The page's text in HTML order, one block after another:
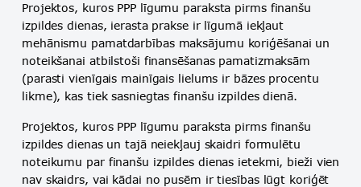
Projektos, kuros PPP līgumu paraksta pirms finanšu
izpildes dienas, ierasta prakse ir līgumā iekļaut
mehānismu pamatdarbības maksājumu koriģēšanai un
noteikšanai atbilstoši finansēšanas pamatizmaksām
(parasti vienīgais mainīgais lielums ir bāzes procentu
likme), kas tiek sasniegtas finanšu izpildes dienā.
Projektos, kuros PPP līgumu paraksta pirms finanšu
izpildes dienas un tajā neiekļauj skaidri formulētu
noteikumu par finanšu izpildes dienas ietekmi, bieži vien
nav skaidrs, vai kādai no pusēm ir tiesības lūgt koriģēt